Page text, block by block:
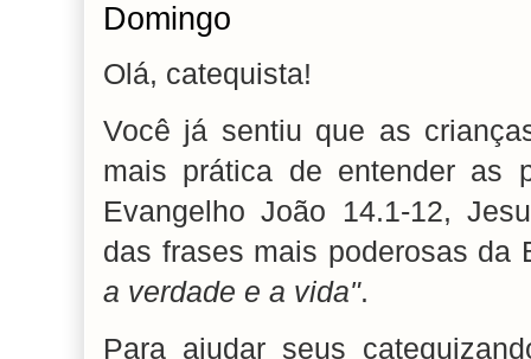
Domingo
Olá, catequista!
Você já sentiu que as
mais prática de entender as
Evangelho João 14.1-12,
das frases mais poderosas da
a verdade e a vida".
Para ajudar seus